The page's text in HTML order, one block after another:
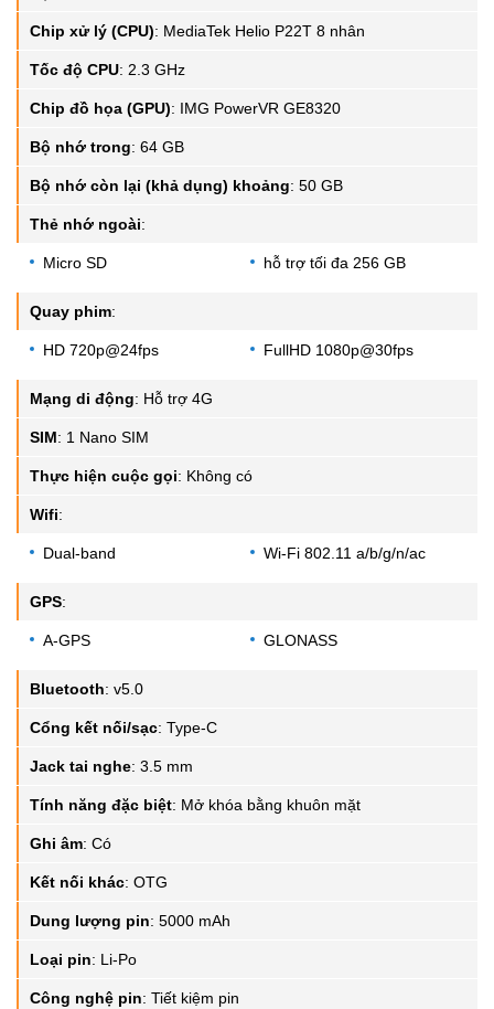
Chip xử lý (CPU): MediaTek Helio P22T 8 nhân
Tốc độ CPU: 2.3 GHz
Chip đồ họa (GPU): IMG PowerVR GE8320
Bộ nhớ trong: 64 GB
Bộ nhớ còn lại (khả dụng) khoảng: 50 GB
Thẻ nhớ ngoài:
Micro SD hỗ trợ tối đa 256 GB
Quay phim:
HD 720p@24fps FullHD 1080p@30fps
Mạng di động: Hỗ trợ 4G
SIM: 1 Nano SIM
Thực hiện cuộc gọi: Không có
Wifi:
Dual-band Wi-Fi 802.11 a/b/g/n/ac
GPS:
A-GPS GLONASS
Bluetooth: v5.0
Cổng kết nối/sạc: Type-C
Jack tai nghe: 3.5 mm
Tính năng đặc biệt: Mở khóa bằng khuôn mặt
Ghi âm: Có
Kết nối khác: OTG
Dung lượng pin: 5000 mAh
Loại pin: Li-Po
Công nghệ pin: Tiết kiệm pin